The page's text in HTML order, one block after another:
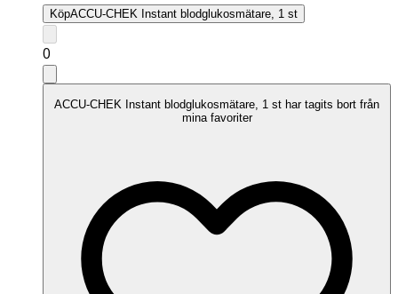
KöpACCU-CHEK Instant blodglukosmätare, 1 st
0
ACCU-CHEK Instant blodglukosmätare, 1 st har tagits bort från
mina favoriter